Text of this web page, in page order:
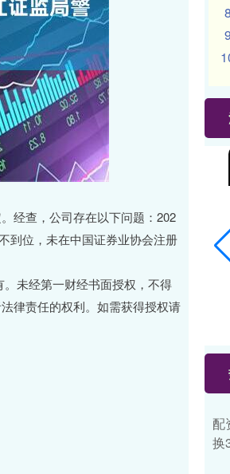
经查，公司存在以下问题：202
到位，未在中国证券业协会注册
未经第一财经书面授权，不得
律责任的权利。如需获得授权请
8
9
1134.24 11.37
配
换